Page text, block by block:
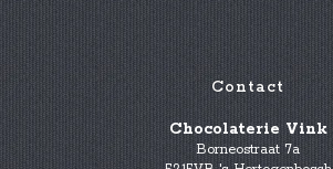
Contact
Chocolaterie Vink
Borneostraat 7a